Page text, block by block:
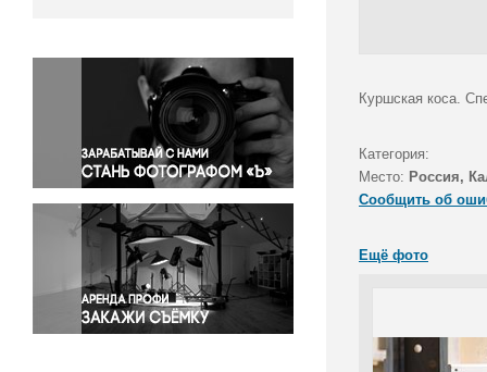
Окружающая среда
Политика
Правосудие
Происшествия и конфликты
Религия
Светская жизнь
Спорт
Экология
Экономика и бизнес
Куршская коса.
Категория:
Место: Россия,
Сообщить об
Ещё фото